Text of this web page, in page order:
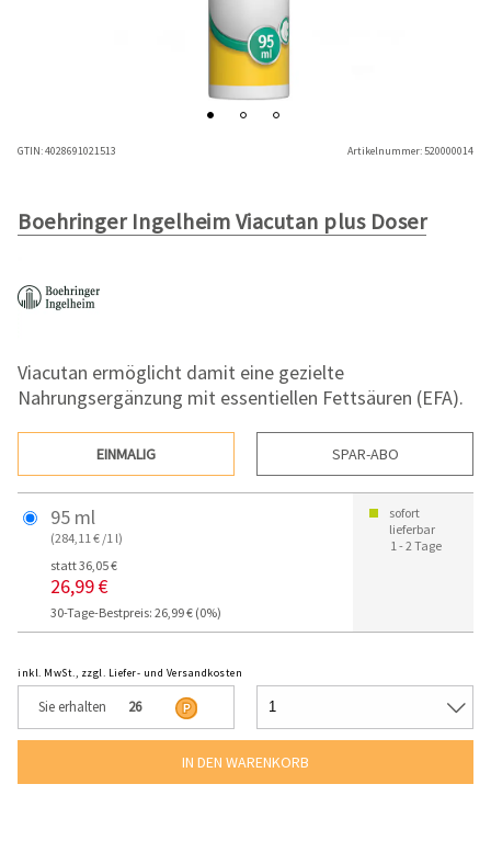
GTIN:4028691021513 Artikelnummer:520000014
Boehringer Ingelheim Viacutan plus Doser
Viacutan ermöglicht damit eine gezielte
Nahrungsergänzung mit essentiellen Fettsäuren (EFA).
EINMALIG SPAR-ABO
95 ml
(284,11 € /1 l)
statt 36,05 €
26,99 €
30-Tage-Bestpreis: 26,99 € (0%)
sofort
lieferbar
1 - 2 Tage
inkl. MwSt., zzgl. Liefer- und Versandkosten
Sie erhalten 26